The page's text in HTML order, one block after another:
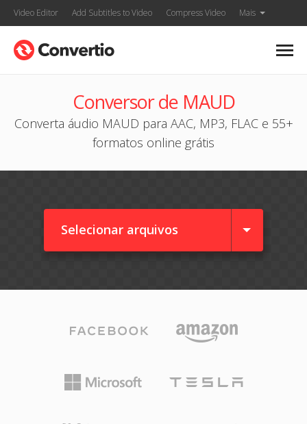
Video Editor Add Subtitles to Video Compress Video Mais
Conversor de MAUD
Converta áudio MAUD para AAC, MP3, FLAC e 55+
formatos online grátis
Selecionar arquivos